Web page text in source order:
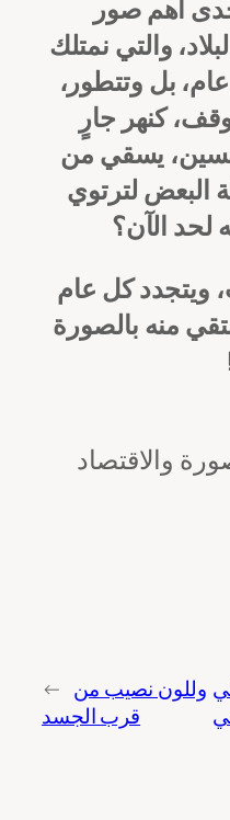
أهم صور
والتي نمتلك
بل وتتطور،
كنهر جارٍ
يسقي من
البعض لترتوي
الآن؟
ويتجدد كل عام
منه بالصورة
والاقتصاد
← وللون نصيب من
قرب الجسد